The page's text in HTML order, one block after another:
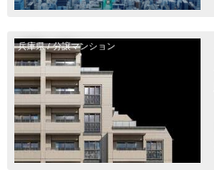
兵庫県 / 分譲マンション